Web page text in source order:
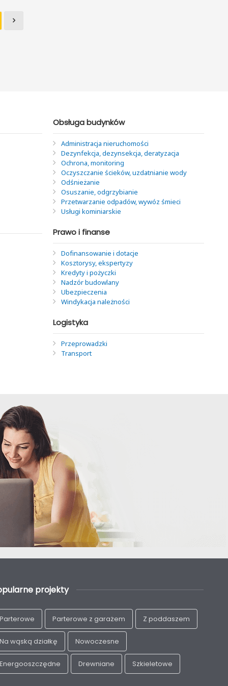
Obsługa budynków
Administracja nieruchomości
Dezynfekcja, dezynsekcja, deratyzacja
Ochrona, monitoring
Oczyszczanie ścieków, uzdatnianie wody
Odśnieżanie
Osuszanie, odgrzybianie
Przetwarzanie odpadów, wywóz śmieci
Usługi kominiarskie
Prawo i finanse
Dofinansowanie i dotacje
Kosztorysy, ekspertyzy
Kredyty i pożyczki
Nadzór budowlany
Ubezpieczenia
Windykacja należności
Logistyka
Przeprowadzki
Transport
projekty
Parterowe Parterowe z garażem Z poddaszem
Na wąską działkę Nowoczesne
Energooszczędne Drewniane Szkieletowe